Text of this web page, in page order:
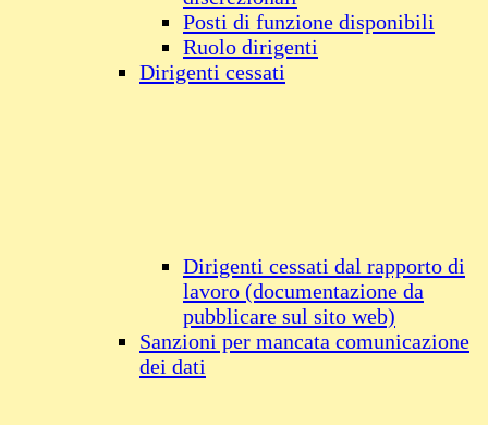
Posti di funzione disponibili
Ruolo dirigenti
Dirigenti cessati
Dirigenti cessati dal rapporto di
lavoro (documentazione da
pubblicare sul sito web)
Sanzioni per mancata comunicazione
dei dati